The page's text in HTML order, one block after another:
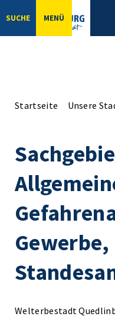
SUCHE MENÜ
Startseite Unsere
Welterbestadt